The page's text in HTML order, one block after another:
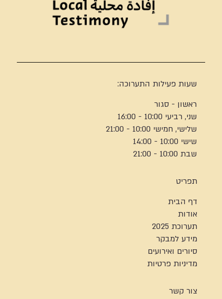
שעות פעילות התערוכה:
ראשון - סגור
שני, רביעי 10:00 - 16:00
שלישי, חמישי 10:00 - 21:00
שישי 10:00 - 14:00
שבת 10:00 - 21:00
תפריט
דף הבית
אודות
תערוכת 2025
מידע למבקר
סיורים ואירועים
מדיניות פרטיות
צור קשר